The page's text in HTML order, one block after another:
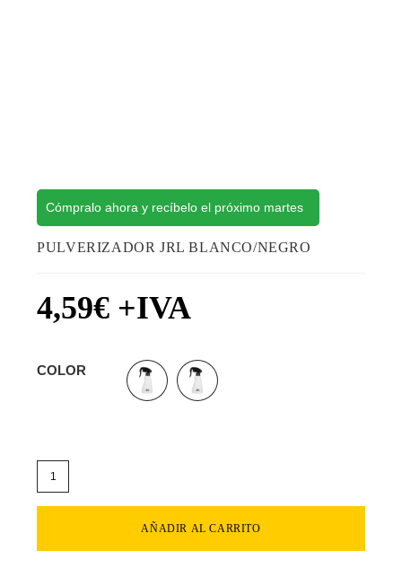
Cómpralo ahora y recíbelo el próximo martes
PULVERIZADOR JRL BLANCO/NEGRO
4,59€ +IVA
COLOR
AÑADIR AL CARRITO